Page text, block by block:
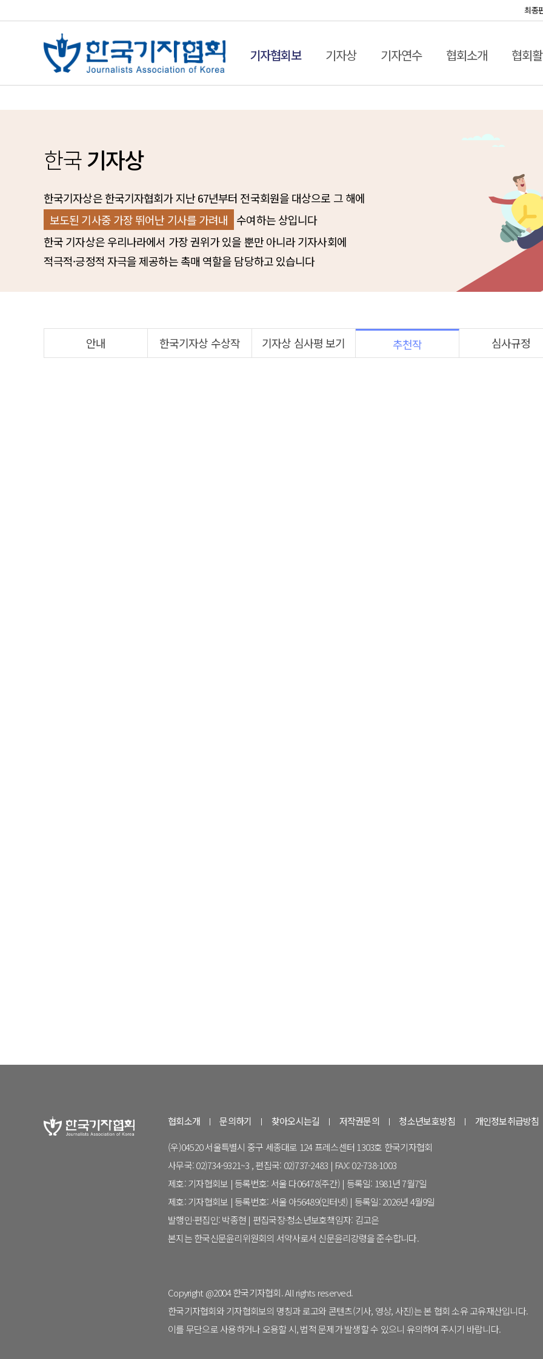
최종
기자협회보 기자상 기자연수 협회소개 협회
한국기자상
한국기자상은 한국기자협회가 지난 67년부터 전국회원을 대상으로 그 해에
보도된 기사중 가장 뛰어난 기사를 가려내
수여하는 상입니다
한국 기자상은 우리나라에서 가장 권위가 있을 뿐만 아니라 기자사회에
적극적·긍정적 자극을 제공하는 촉매 역할을 담당하고 있습니다
안내 한국기자상 수상작 기자상 심사평 보기 추천작 심사규정
협회소개 문의하기 찾아오시는길 저작권문의 청소년보호방침 개인정보취급방침
(우)04520 서울특별시 중구 세종대로 124 프레스센터 1303호 한국기자협회
사무국: 02)734-9321~3 , 편집국: 02)737-2483 | FAX: 02-738-1003
제호: 기자협회보 | 등록번호: 서울 다06478(주간) | 등록일: 1981년 7월7일
제호: 기자협회보 | 등록번호: 서울 아56489(인터넷) | 등록일: 2026년 4월9일
발행인·편집인: 박종현 | 편집국장·청소년보호책임자: 김고은
본지는 한국신문윤리위원회의 서약사로서 신문윤리강령을 준수합니다.
Copyright @2004 한국기자협회. All rights reserved.
한국기자협회와 기자협회보의 명칭과 로고와 콘텐츠(기사, 영상, 사진)는 본 협회 소유 고유재산입니다.
이를 무단으로 사용하거나 오용할 시, 법적 문제가 발생할 수 있으니 유의하여 주시기 바랍니다.